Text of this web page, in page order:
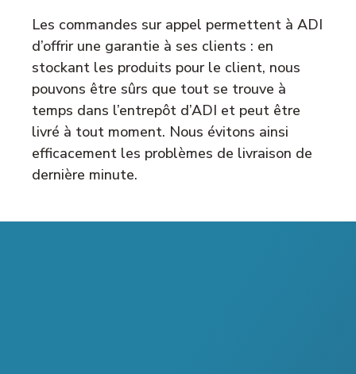
Les commandes sur appel permettent à ADI
d’offrir une garantie à ses clients : en
stockant les produits pour le client, nous
pouvons être sûrs que tout se trouve à
temps dans l’entrepôt d’ADI et peut être
livré à tout moment. Nous évitons ainsi
efficacement les problèmes de livraison de
dernière minute.